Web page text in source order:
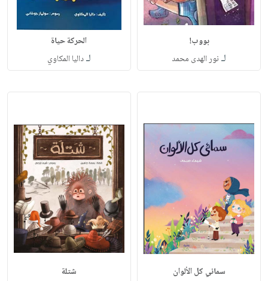
بووب!
لـ نور الهدى محمد
الحركة حياة
لـداليا المكاوي
سمائي كل الألوان شتلة